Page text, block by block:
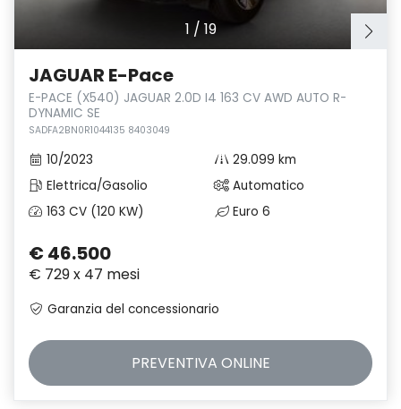
1 / 19
JAGUAR E-Pace
E-PACE (X540) JAGUAR 2.0D I4 163 CV AWD AUTO R-
DYNAMIC SE
SADFA2BN0R1044135 8403049
10/2023
29.099 km
Elettrica/Gasolio
Automatico
163 CV (120 KW)
Euro 6
€ 46.500
€ 729 x 47 mesi
Garanzia del concessionario
PREVENTIVA ONLINE